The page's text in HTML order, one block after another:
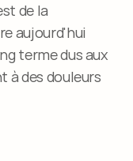
de la
aujourd'hui
terme dus aux
à des douleurs